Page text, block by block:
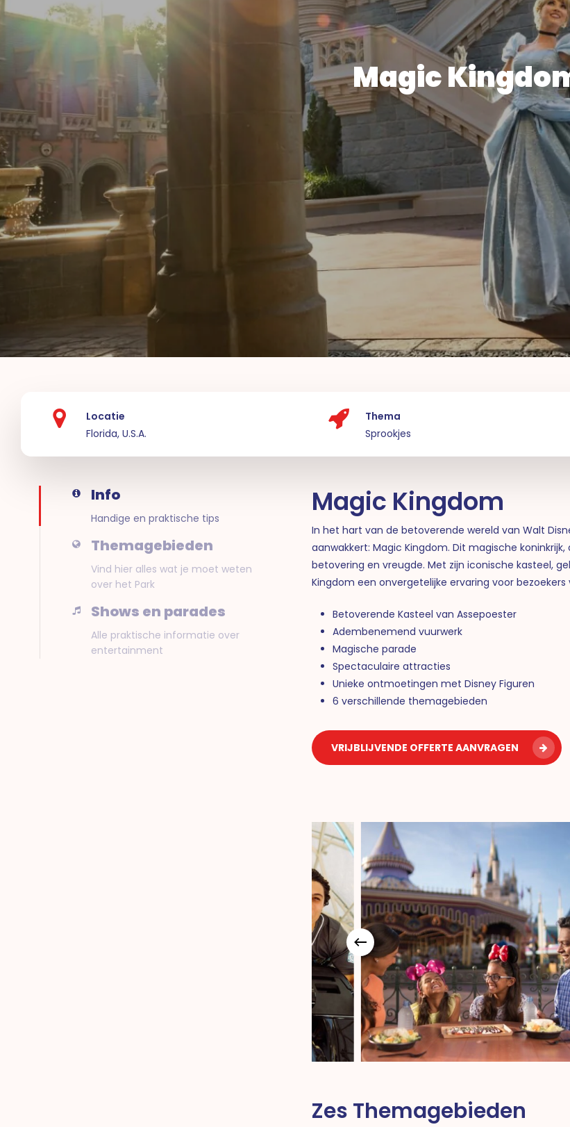
Magic
Locatie
Florida, U.S.A.
Thema
Sprookjes
Info
Handige en praktische tips
Themagebieden
Vind hier alles wat je moet weten
over het Park
Shows en parades
Alle praktische informatie over
entertainment
Magic Kingdom
In het hart van de betoverende wereld van Walt
aanwakkert: Magic Kingdom. Dit magische
betovering en vreugde. Met zijn iconische kasteel,
Kingdom een onvergetelijke ervaring voor
Betoverende Kasteel van Assepoester
Adembenemend vuurwerk
Magische parade
Spectaculaire attracties
Unieke ontmoetingen met Disney Figuren
6 verschillende themagebieden
VRIJBLIJVENDE OFFERTE AANVRAGEN
Zes Themagebieden